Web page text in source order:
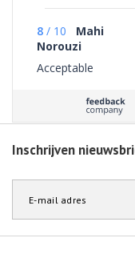
8 / 10
Mahi
Norouzi
Acceptable
Inschrijven